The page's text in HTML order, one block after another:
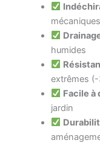
mécaniques
humides
extrêmes (-
Facile à
jardin